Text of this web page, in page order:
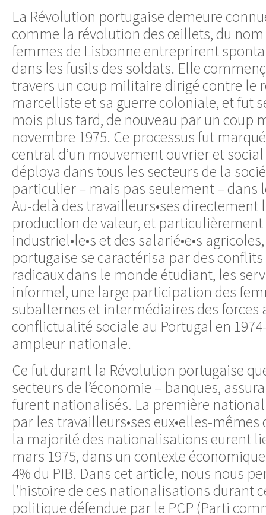
La Révolution portugaise demeure
comme la révolution des œillets, du nom
femmes de Lisbonne entreprirent
dans les fusils des soldats. Elle
travers un coup militaire dirigé contre le
marcelliste et sa guerre coloniale, et fut
mois plus tard, de nouveau par un coup
novembre 1975. Ce processus fut
central d’un mouvement ouvrier et
déploya dans tous les secteurs de la
particulier – mais pas seulement – dans
Au-delà des travailleurs•ses directement
production de valeur, et particulièrement
industriel•le•s et des salarié•e•s
portugaise se caractérisa par des
radicaux dans le monde étudiant, les
informel, une large participation des
subalternes et intermédiaires des forces
conflictualité sociale au Portugal en
ampleur nationale.
Ce fut durant la Révolution portugaise
secteurs de l’économie – banques,
furent nationalisés. La première
par les travailleurs•ses eux•elles-mêmes
la majorité des nationalisations eurent
mars 1975, dans un contexte
4% du PIB. Dans cet article, nous nous
l’histoire de ces nationalisations durant
politique défendue par le PCP (Parti